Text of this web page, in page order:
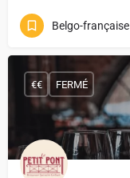
Belgo-française
€€ FERMÉ